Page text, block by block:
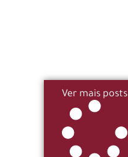
Ver mais posts